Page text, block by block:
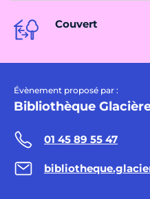
Couvert
Évènement proposé par :
Bibliothèque
01 45 89 55 47